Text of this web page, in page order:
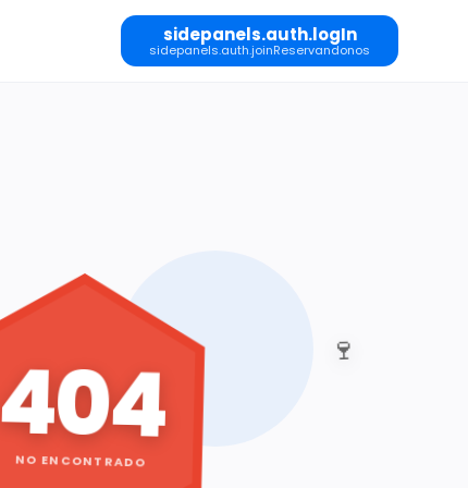
sidepanels.auth.logIn
sidepanels.auth.joinReservandonos
🍷
404
NO ENCONTRADO